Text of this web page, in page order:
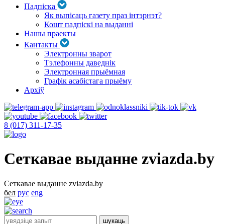
Падпіска
Як выпісаць газету праз інтэрнэт?
Кошт падпіскі на выданні
Нашы праекты
Кантакты
Электронны зварот
Тэлефонны даведнік
Электронная прыёмная
Графік асабістага прыёму
Архіў
8 (017) 311-17-35
Сеткавае выданне zviazda.by
Сеткавае выданне zviazda.by
бел рус eng